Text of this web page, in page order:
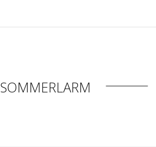
SOMMERLARM